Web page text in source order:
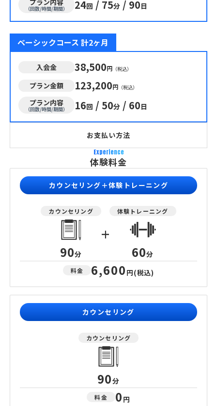
プラン内容
（回数/時間/期間） 24回 / 75分 / 90日
ベーシックコース 計2ヶ月
入会金 38,500円 （税込）
プラン金額 123,200円 （税込）
プラン内容
（回数/時間/期間） 16回 / 50分 / 60日
お支払い方法
Experience
体験料金
カウンセリング＋体験トレーニング
カウンセリング
90分
+
体験トレーニング
60分
料金 6,600 円(税込)
カウンセリング
カウンセリング
90分
料金 0 円